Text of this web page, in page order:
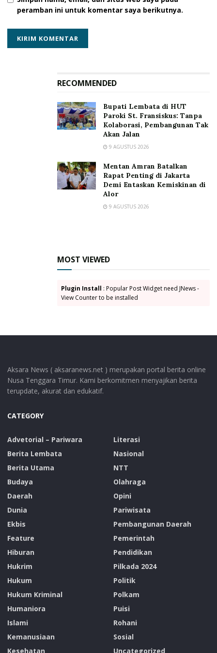
Kades Kokotobo, Andreas Kopong Boli merasa bangga,
tenun di desanya.
Ia berharap “mudah-mudahan dengan kegiatan ini,
kepala bidang kemasyarakatan bisa memprogramkan
sehingga terus dilanjutkan.” (Tino Watowuan)
Anton Hurung
Rumah Visi Indonesia RVI Tino Watowuan
peramban ini untuk komentar saya berikutnya.
RECOMMENDED
Bupati Lembata di HUT
Paroki St. Fransiskus: Tanpa
Kolaborasi, Pembangunan Tak
Akan Jalan
9 AGUSTUS 2026
Mentan Amran Batalkan
Rapat Penting di Jakarta
Demi Entaskan Kemiskinan di
Alor
9 AGUSTUS 2026
MOST VIEWED
Plugin Install : Popular Post Widget need JNews -
View Counter to be installed
Aksara News ( aksaranews.net ) merupakan portal berita online
Nusa Tenggara Timur. Kami berkomitmen menyajikan berita
terupdate, akurat dan edukatif.
CATEGORY
Advetorial – Pariwara
Berita Lembata
Berita Utama
Budaya
Daerah
Dunia
Ekbis
Feature
Hiburan
Hukrim
Hukum
Hukum Kriminal
Humaniora
Islami
Kemanusiaan
Kesehatan
Literasi
Nasional
NTT
Olahraga
Opini
Pariwisata
Pembangunan Daerah
Pemerintah
Pendidikan
Pilkada 2024
Politik
Polkam
Puisi
Rohani
Sosial
Uncategorized